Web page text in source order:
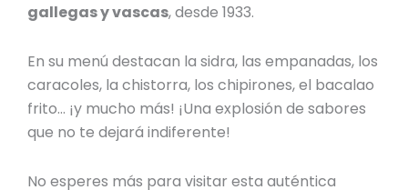
gallegas y vascas, desde 1933.
En su menú destacan la sidra, las empanadas, los
caracoles, la chistorra, los chipirones, el bacalao
frito… ¡y mucho más! ¡Una explosión de sabores
que no te dejará indiferente!
No esperes más para visitar esta auténtica